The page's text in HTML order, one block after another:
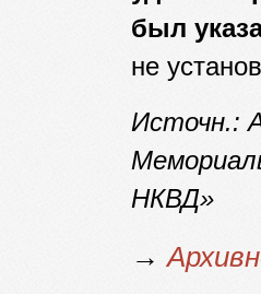
был
не
Источн.:
НКВД»
→